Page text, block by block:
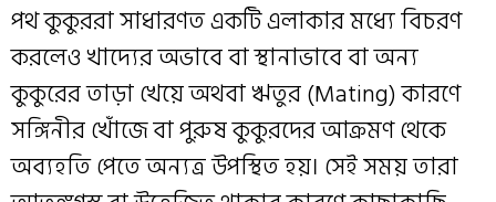
পথ কুকুররা সাধারণত একটি এলাকার মধ্যে বিচরণ
করলেও খাদ্যের অভাবে বা স্থানাভাবে বা অন্য
কুকুরের তাড়া খেয়ে অথবা ঋতুর (Mating) কারণে
সঙ্গিনীর খোঁজে বা পুরুষ কুকুরদের আক্রমণ থেকে
অব্যহতি পেতে অন্যত্র উপস্থিত হয়। সেই সময় তারা